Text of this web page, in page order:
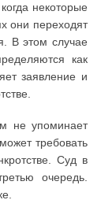
некоторые
они переходят
В этом случае
как
заявление и
не упоминает
требовать
Суд в
очередь.